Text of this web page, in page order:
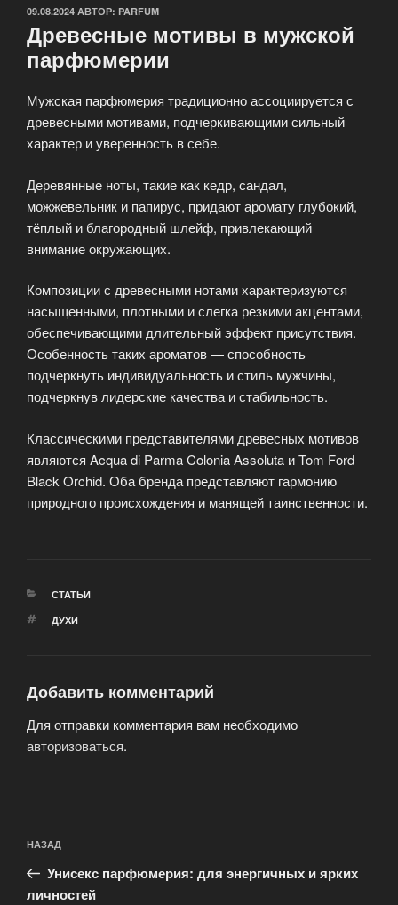
ОПУБЛИКОВАНО
09.08.2024 АВТОР: PARFUM
Древесные мотивы в мужской
парфюмерии
Мужская парфюмерия традиционно ассоциируется с
древесными мотивами, подчеркивающими сильный
характер и уверенность в себе.
Деревянные ноты, такие как кедр, сандал,
можжевельник и папирус, придают аромату глубокий,
тёплый и благородный шлейф, привлекающий
внимание окружающих.
Композиции с древесными нотами характеризуются
насыщенными, плотными и слегка резкими акцентами,
обеспечивающими длительный эффект присутствия.
Особенность таких ароматов — способность
подчеркнуть индивидуальность и стиль мужчины,
подчеркнув лидерские качества и стабильность.
Классическими представителями древесных мотивов
являются Acqua di Parma Colonia Assoluta и Tom Ford
Black Orchid. Оба бренда представляют гармонию
природного происхождения и манящей таинственности.
РУБРИКИ
СТАТЬИ
МЕТКИ
ДУХИ
Добавить комментарий
Для отправки комментария вам необходимо
авторизоваться.
по
записям
Предыдущая
запись:
НАЗАД
Унисекс парфюмерия: для энергичных и ярких
личностей